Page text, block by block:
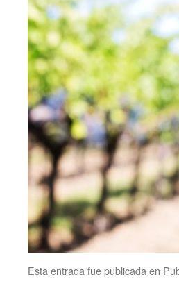
Esta entrada fue publicada en